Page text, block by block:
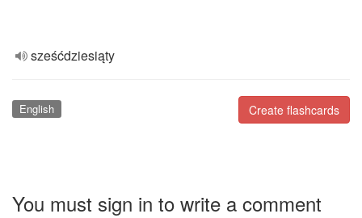
sześćdziesiąty
Create flashcards
English
You must sign in to write a comment